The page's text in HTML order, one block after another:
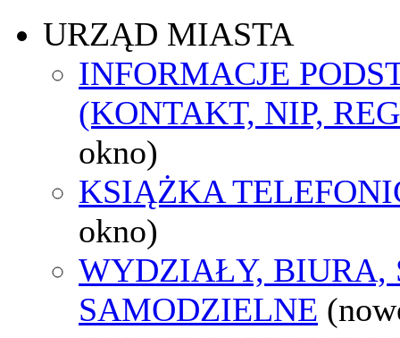
URZĄD MIASTA
INFORMACJE
(KONTAKT, NIP,
okno)
KSIĄŻKA
okno)
WYDZIAŁY, BIURA,
SAMODZIELNE